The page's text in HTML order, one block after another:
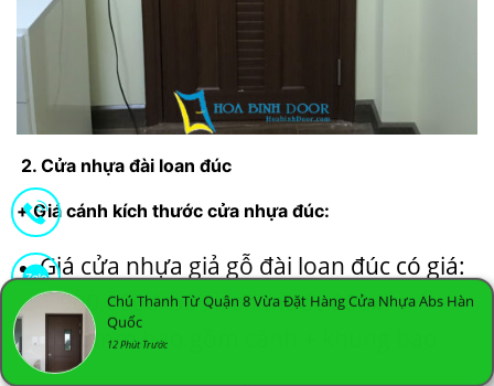
2. Cửa nhựa đài loan đúc
+ Giá cánh kích thước cửa nhựa đúc:
Giá cửa nhựa giả gỗ đài loan đúc có giá:
1.900.000đ/bộ , kích thước 800x
2050mm bao gồm cánh + khung bao
Chú Thanh Từ Quận 8 Vừa Đặt Hàng Cửa Nhựa Abs Hàn
Quốc
12 Phút Trước